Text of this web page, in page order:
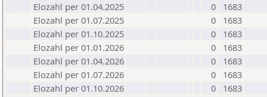
Elozahl per 01.04.2025
0
1683
Elozahl per 01.07.2025
0
1683
Elozahl per 01.10.2025
0
1683
Elozahl per 01.01.2026
0
1683
Elozahl per 01.04.2026
0
1683
Elozahl per 01.07.2026
0
1683
Elozahl per 01.10.2026
0 1683